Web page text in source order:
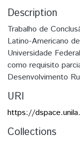
Description
Trabalho de
Latino-Americano
Universidade
como requisito
Desenvolvimento
URI
https://
Collections